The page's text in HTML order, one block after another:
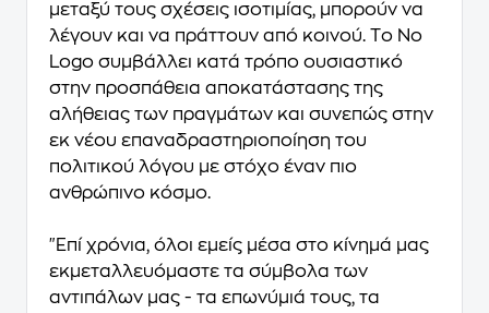
μεταξύ τους σχέσεις ισοτιμίας, μπορούν να
λέγουν και να πράττουν από κοινού. Tο No
Logo συμβάλλει κατά τρόπο ουσιαστικό
στην προσπάθεια αποκατάστασης της
αλήθειας των πραγμάτων και συνεπώς στην
εκ νέου επαναδραστηριοποίηση του
πολιτικού λόγου με στόχο έναν πιο
ανθρώπινο κόσμο.
"Eπί χρόνια, όλοι εμείς μέσα στο κίνημά μας
εκμεταλλευόμαστε τα σύμβολα των
αντιπάλων μας - τα επωνύμιά τους, τα